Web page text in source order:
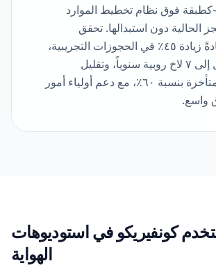
فوق نظام تخطيط الموارد
الحالية دون استبدالها. تحقق
الأكاديميات عادةً زيادة ٤٥٪ في الحجوزات التجريبية،
ووفورات تصل إلى ٧ لاخ روبية سنوياً، وتقليل
المدفوعات المتأخرة بنسبة ٦٠٪، مع دعم أولياء أمور
واسع.
كونفيريكو في استوديوهات
الهواية